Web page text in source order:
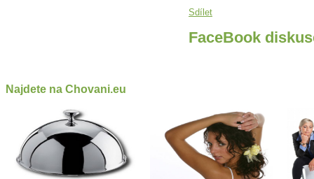
Sdílet
FaceBook
Najdete na Chovani.eu